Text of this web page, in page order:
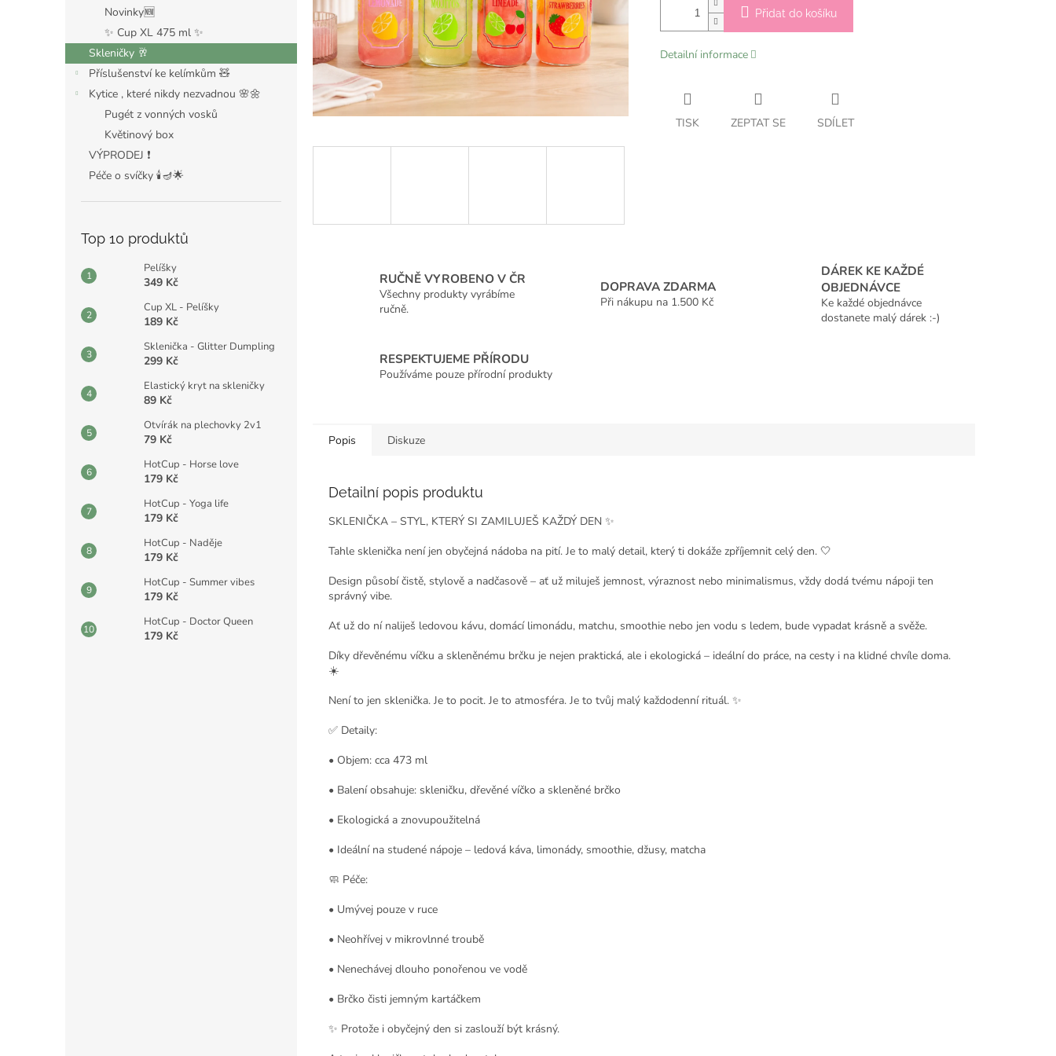
l
Novinky🆕
✨ Cup XL 475 ml ✨
Skleničky 🥂
Příslušenství ke kelímkům 🧸
Kytice , které nikdy nezvadnou 🌸🌼
Pugét z vonných vosků
Květinový box
VÝPRODEJ ❗️
Péče o svíčky 🕯️🪔🌟
Top 10 produktů
Pelíšky
349 Kč
Cup XL - Pelíšky
189 Kč
Sklenička - Glitter Dumpling
299 Kč
Elastický kryt na skleničky
89 Kč
Otvírák na plechovky 2v1
79 Kč
HotCup - Horse love
179 Kč
HotCup - Yoga life
179 Kč
HotCup - Naděje
179 Kč
HotCup - Summer vibes
179 Kč
HotCup - Doctor Queen
179 Kč
Přidat do košíku
Detailní informace
TISK ZEPTAT SE SDÍLET
RUČNĚ VYROBENO V ČR
Všechny produkty vyrábíme
ručně.
DOPRAVA ZDARMA
Při nákupu na 1.500 Kč
DÁREK KE KAŽDÉ
OBJEDNÁVCE
Ke každé objednávce
dostanete malý dárek :-)
RESPEKTUJEME PŘÍRODU
Používáme pouze přírodní produkty
Popis Diskuze
Detailní popis produktu
SKLENIČKA – STYL, KTERÝ SI ZAMILUJEŠ KAŽDÝ DEN ✨
Tahle sklenička není jen obyčejná nádoba na pití. Je to malý detail, který ti dokáže zpříjemnit celý den. 🤍
Design působí čistě, stylově a nadčasově – ať už miluješ jemnost, výraznost nebo minimalismus, vždy dodá tvému nápoji ten
správný vibe.
Ať už do ní naliješ ledovou kávu, domácí limonádu, matchu, smoothie nebo jen vodu s ledem, bude vypadat krásně a svěže.
Díky dřevěnému víčku a skleněnému brčku je nejen praktická, ale i ekologická – ideální do práce, na cesty i na klidné chvíle doma.
☀️
Není to jen sklenička. Je to pocit. Je to atmosféra. Je to tvůj malý každodenní rituál. ✨
✅ Detaily:
• Objem: cca 473 ml
• Balení obsahuje: skleničku, dřevěné víčko a skleněné brčko
• Ekologická a znovupoužitelná
• Ideální na studené nápoje – ledová káva, limonády, smoothie, džusy, matcha
🧼 Péče:
• Umývej pouze v ruce
• Neohřívej v mikrovlnné troubě
• Nenechávej dlouho ponořenou ve vodě
• Brčko čisti jemným kartáčkem
✨ Protože i obyčejný den si zaslouží být krásný.